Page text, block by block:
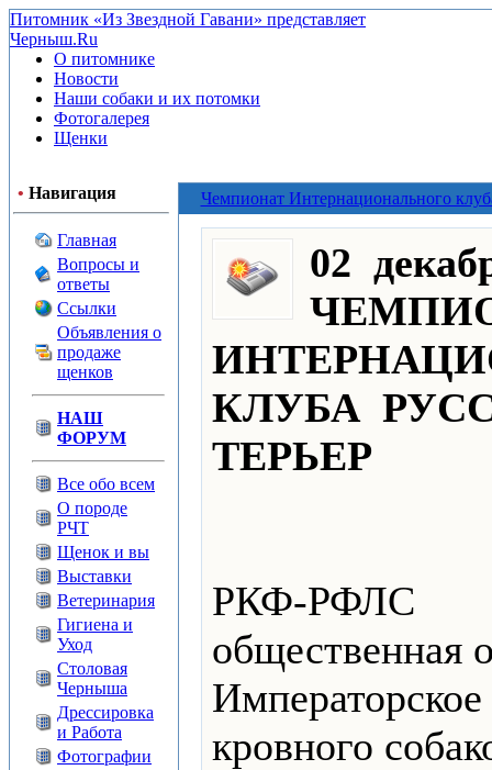
Питомник «Из Звездной Гавани» представляет
Черныш.Ru
О питомнике
Новости
Наши собаки и их потомки
Фотогалерея
Щенки
• Навигация
Главная
Вопросы и
ответы
Ссылки
Объявления о
продаже
щенков
НАШ
ФОРУМ
Все обо всем
О породе
РЧТ
Щенок и вы
Выставки
Ветеринария
Гигиена и
Уход
Столовая
Черныша
Дрессировка
и Работа
Фотографии
Чемпионат Интернационального
02
КЛУБА
ТЕРЬЕР
РКФ-РФЛС
общественная
кровного